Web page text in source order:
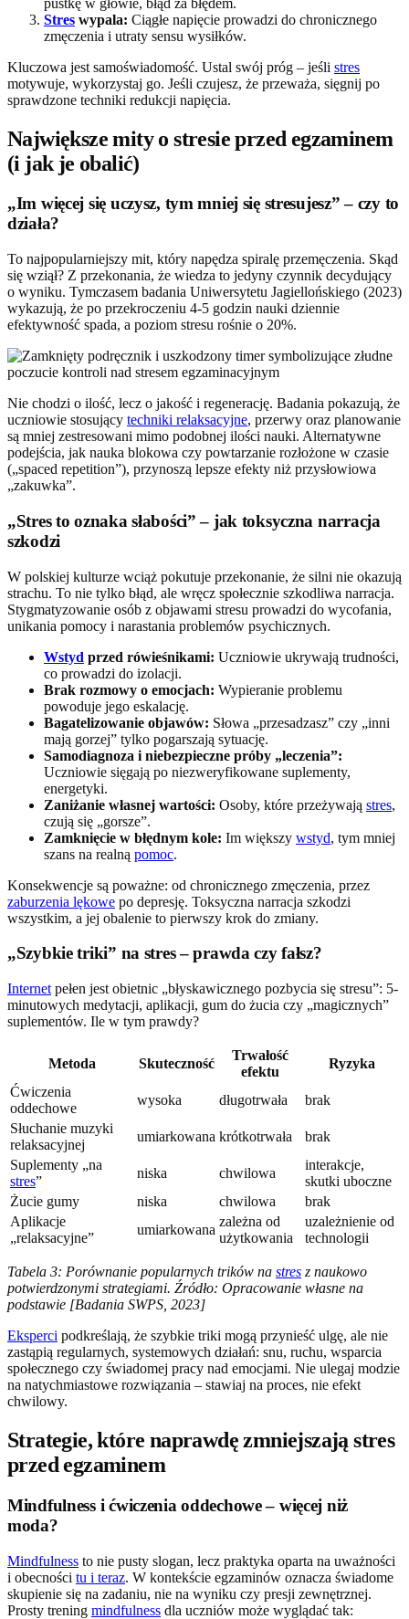
Stres wypala: Ciągłe napięcie prowadzi do chronicznego
zmęczenia i utraty sensu wysiłków.
Kluczowa jest samoświadomość. Ustal swój próg – jeśli stres
motywuje, wykorzystaj go. Jeśli czujesz, że przeważa, sięgnij po
sprawdzone techniki redukcji napięcia.
Największe mity o stresie przed egzaminem
(i jak je obalić)
„Im więcej się uczysz, tym mniej się stresujesz” – czy to
działa?
To najpopularniejszy mit, który napędza spiralę przemęczenia. Skąd
się wziął? Z przekonania, że wiedza to jedyny czynnik decydujący
o wyniku. Tymczasem badania Uniwersytetu Jagiellońskiego (2023)
wykazują, że po przekroczeniu 4-5 godzin nauki dziennie
efektywność spada, a poziom stresu rośnie o 20%.
Nie chodzi o ilość, lecz o jakość i regenerację. Badania pokazują, że
uczniowie stosujący techniki relaksacyjne, przerwy oraz planowanie
są mniej zestresowani mimo podobnej ilości nauki. Alternatywne
podejścia, jak nauka blokowa czy powtarzanie rozłożone w czasie
(„spaced repetition”), przynoszą lepsze efekty niż przysłowiowa
„zakuwka”.
„Stres to oznaka słabości” – jak toksyczna narracja
szkodzi
W polskiej kulturze wciąż pokutuje przekonanie, że silni nie okazują
strachu. To nie tylko błąd, ale wręcz społecznie szkodliwa narracja.
Stygmatyzowanie osób z objawami stresu prowadzi do wycofania,
unikania pomocy i narastania problemów psychicznych.
Wstyd przed rówieśnikami: Uczniowie ukrywają trudności,
co prowadzi do izolacji.
Brak rozmowy o emocjach: Wypieranie problemu
powoduje jego eskalację.
Bagatelizowanie objawów: Słowa „przesadzasz” czy „inni
mają gorzej” tylko pogarszają sytuację.
Samodiagnoza i niebezpieczne próby „leczenia”:
Uczniowie sięgają po niezweryfikowane suplementy,
energetyki.
Zaniżanie własnej wartości: Osoby, które przeżywają stres,
czują się „gorsze”.
Zamknięcie w błędnym kole: Im większy wstyd, tym mniej
szans na realną pomoc.
Konsekwencje są poważne: od chronicznego zmęczenia, przez
zaburzenia lękowe po depresję. Toksyczna narracja szkodzi
wszystkim, a jej obalenie to pierwszy krok do zmiany.
„Szybkie triki” na stres – prawda czy fałsz?
Internet pełen jest obietnic „błyskawicznego pozbycia się stresu”: 5-
minutowych medytacji, aplikacji, gum do żucia czy „magicznych”
suplementów. Ile w tym prawdy?
Metoda Skuteczność
Trwałość
efektu
Ryzyka
Ćwiczenia
oddechowe
wysoka długotrwała
brak
Słuchanie muzyki
relaksacyjnej
umiarkowana krótkotrwała
brak
Suplementy „na
stres”
niska chwilowa
interakcje,
skutki uboczne
Żucie gumy
niska chwilowa
brak
Aplikacje
„relaksacyjne”
umiarkowana
zależna od
użytkowania
uzależnienie od
technologii
Tabela 3: Porównanie popularnych trików na stres z naukowo
potwierdzonymi strategiami. Źródło: Opracowanie własne na
podstawie [Badania SWPS, 2023]
Eksperci podkreślają, że szybkie triki mogą przynieść ulgę, ale nie
zastąpią regularnych, systemowych działań: snu, ruchu, wsparcia
społecznego czy świadomej pracy nad emocjami. Nie ulegaj modzie
na natychmiastowe rozwiązania – stawiaj na proces, nie efekt
chwilowy.
Strategie, które naprawdę zmniejszają stres
przed egzaminem
Mindfulness i ćwiczenia oddechowe – więcej niż
moda?
Mindfulness to nie pusty slogan, lecz praktyka oparta na uważności
i obecności tu i teraz. W kontekście egzaminów oznacza świadome
skupienie się na zadaniu, nie na wyniku czy presji zewnętrznej.
Prosty trening mindfulness dla uczniów może wyglądać tak: